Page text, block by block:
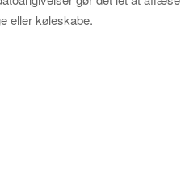
eller køleskabe.